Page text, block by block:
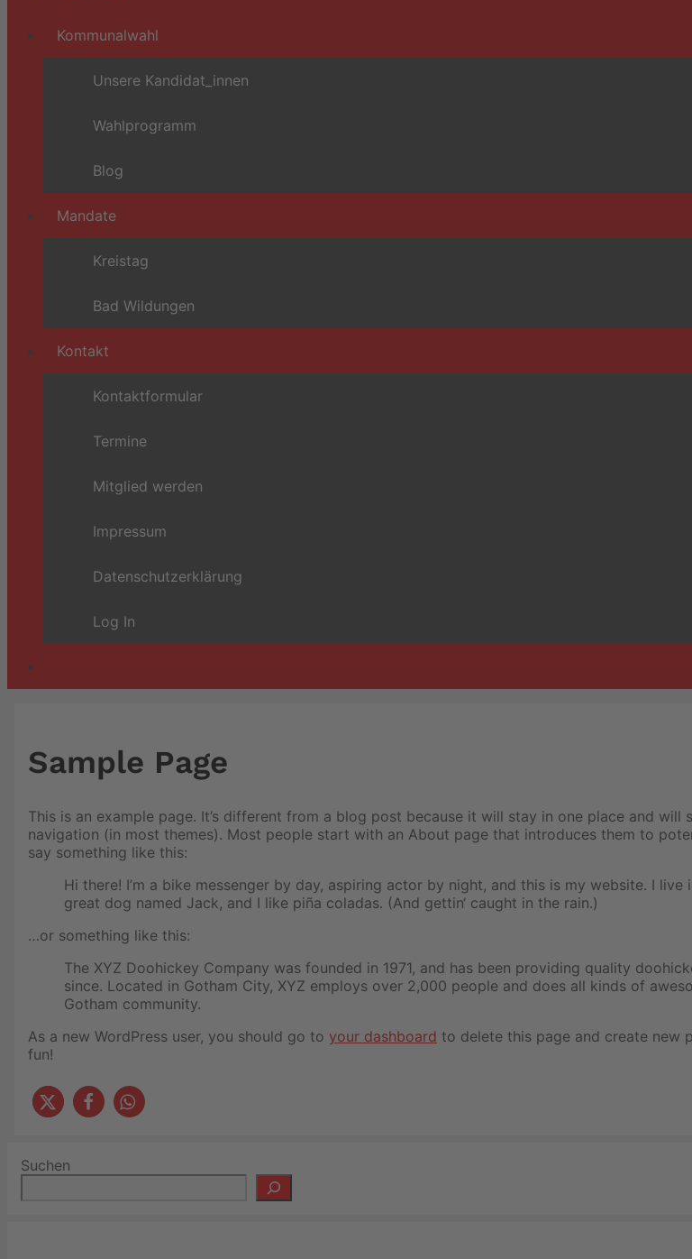
Kommunalwahl
Unsere Kandidat_innen
Wahlprogramm
Blog
Mandate
Kreistag
Bad Wildungen
Kontakt
Kontaktformular
Termine
Mitglied werden
Impressum
Datenschutzerklärung
Log In
Sample Page
This is an example page. It’s different from a blog post because it will stay in one place and will
navigation (in most themes). Most people start with an About page that introduces them to
say something like this:
Hi there! I’m a bike messenger by day, aspiring actor by night, and this is my website. I live
great dog named Jack, and I like piña coladas. (And gettin‘ caught in the rain.)
…or something like this:
The XYZ Doohickey Company was founded in 1971, and has been providing quality
since. Located in Gotham City, XYZ employs over 2,000 people and does all kinds of
Gotham community.
As a new WordPress user, you should go to your dashboard to delete this page and create new
fun!
Suchen